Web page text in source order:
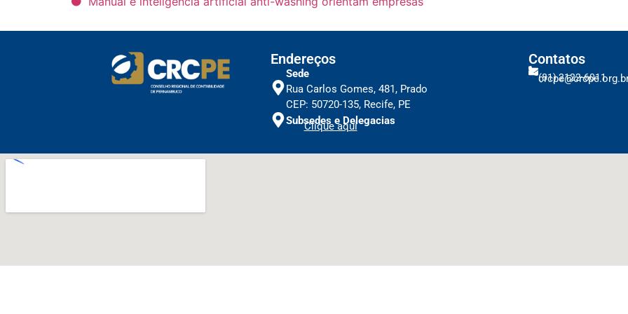
Endereços
Sede
Rua Carlos Gomes, 481, Prado
CEP: 50720-135, Recife, PE
Subsedes e Delegacias
Clique aqui
Contatos
(81) 2122-6011